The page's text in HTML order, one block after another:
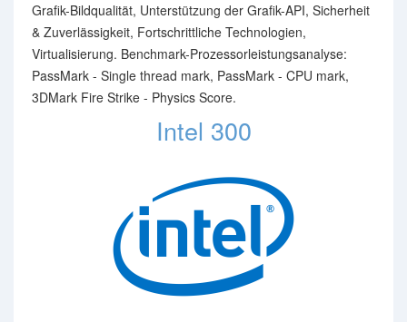
Grafik-Bildqualität, Unterstützung der Grafik-API, Sicherheit
& Zuverlässigkeit, Fortschrittliche Technologien,
Virtualisierung. Benchmark-Prozessorleistungsanalyse:
PassMark - Single thread mark, PassMark - CPU mark,
3DMark Fire Strike - Physics Score.
Intel 300